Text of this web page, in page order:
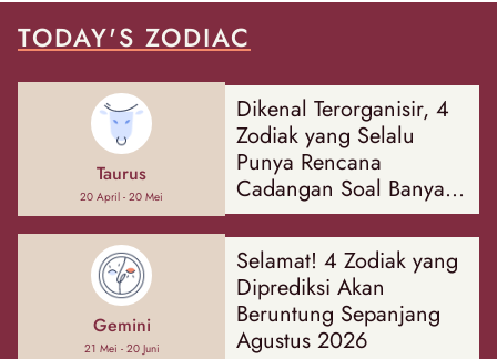
TODAY'S ZODIAC
Taurus
20 April - 20 Mei
Dikenal Terorganisir, 4
Zodiak yang Selalu
Punya Rencana
Cadangan Soal Banyak
Hal
Gemini
21 Mei - 20 Juni
Selamat! 4 Zodiak yang
Diprediksi Akan
Beruntung Sepanjang
Agustus 2026